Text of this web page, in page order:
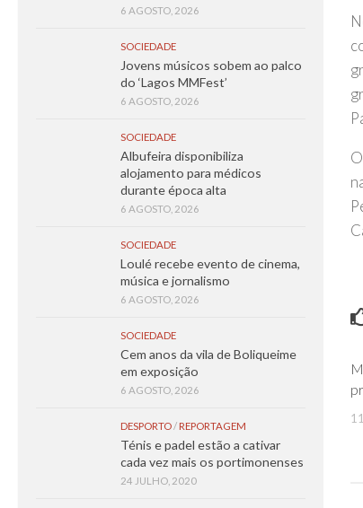
6 AGOSTO, 2026
SOCIEDADE
Jovens músicos sobem ao palco
do ‘Lagos MMFest’
6 AGOSTO, 2026
SOCIEDADE
Albufeira disponibiliza
alojamento para médicos
durante época alta
6 AGOSTO, 2026
SOCIEDADE
Loulé recebe evento de cinema,
música e jornalismo
6 AGOSTO, 2026
SOCIEDADE
Cem anos da vila de Boliqueime
em exposição
6 AGOSTO, 2026
DESPORTO/ REPORTAGEM
Ténis e padel estão a cativar
cada vez mais os portimonenses
24 JULHO, 2020